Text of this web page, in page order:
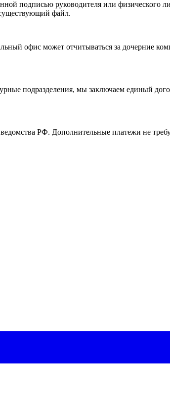
подписью руководителя или
файл.
офис может отчитываться за дочерние
подразделения, мы заключаем единый
РФ. Дополнительные платежи не